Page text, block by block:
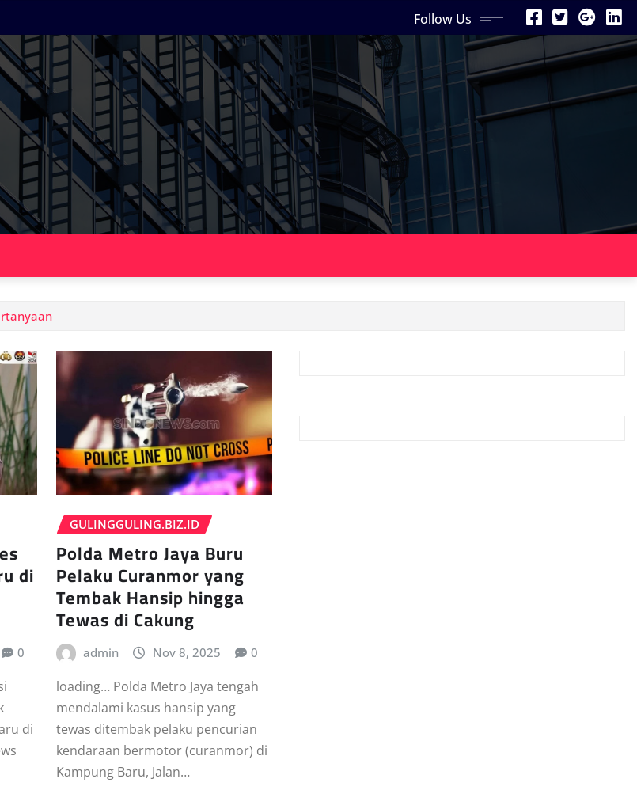
Follow Us
di
0
di
GULINGGULING.BIZ.ID
Polda Metro Jaya Buru
Pelaku Curanmor yang
Tembak Hansip hingga
Tewas di Cakung
admin Nov 8, 2025 0
loading… Polda Metro Jaya tengah
mendalami kasus hansip yang
tewas ditembak pelaku pencurian
kendaraan bermotor (curanmor) di
Kampung Baru, Jalan…